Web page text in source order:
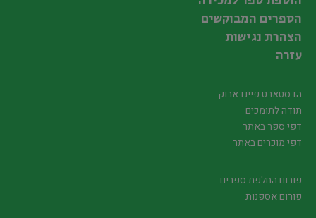
הספרים המבוקשים
הצהרת נגישות
עזרה
הדסטארט פיינדאבוק
תודה לתומכים
דפי ספר באתר
דפי מוכרים באתר
פורום החלפת ספרים
פורום אספנות